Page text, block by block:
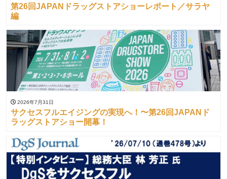
第26回JAPANドラッグストアショーレポート／サラヤ
編
2026年7月31日
サクセスフルエイジングの実現へ！〜第26回JAPANド
ラッグストアショー開幕！